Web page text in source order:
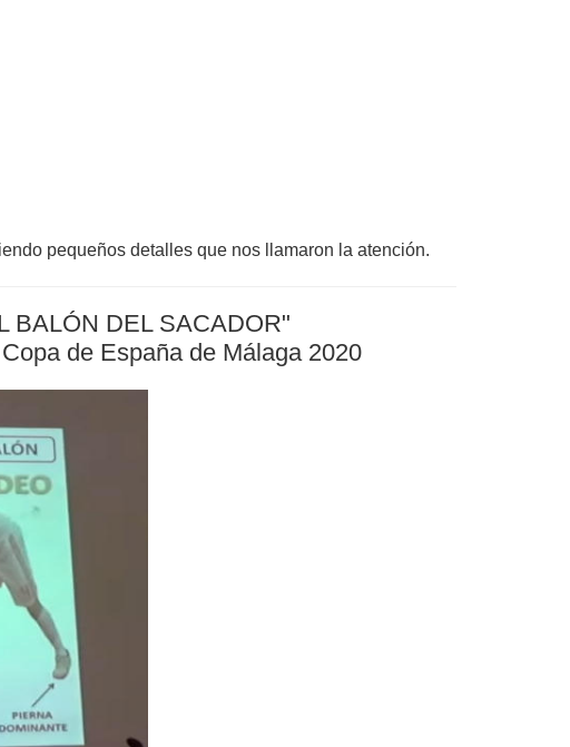
pequeños detalles que nos llamaron la atención.
BALÓN DEL SACADOR"
de España de Málaga 2020